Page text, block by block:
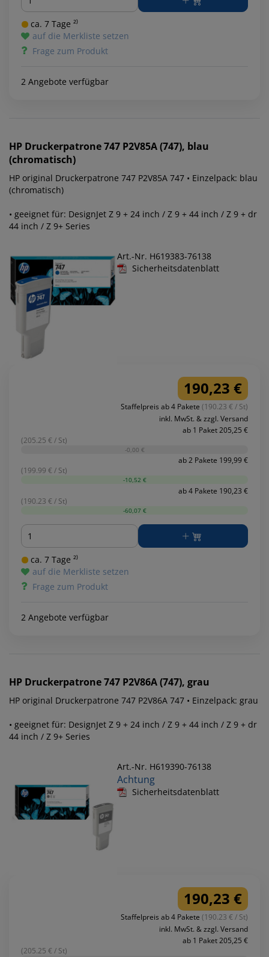
ca. 7 Tage ²⁾
auf die Merkliste setzen
Frage zum Produkt
2 Angebote verfügbar
HP Druckerpatrone 747 P2V85A (747), blau
(chromatisch)
HP original Druckerpatrone 747 P2V85A 747 • Einzelpack: blau
(chromatisch)
• geeignet für: DesignJet Z 9 + 24 inch / Z 9 + 44 inch / Z 9 + dr
44 inch / Z 9+ Series
Art.-Nr. H619383-76138
Sicherheitsdatenblatt
190,23 €
Staffelpreis ab 4 Pakete (190.23 € / St)
inkl. MwSt. & zzgl. Versand
ab 1 Paket 205,25 €
(205.25 € / St)
-0,00 €
ab 2 Pakete 199,99 €
(199.99 € / St)
-10,52 €
ab 4 Pakete 190,23 €
(190.23 € / St)
-60,07 €
Menge
ca. 7 Tage ²⁾
auf die Merkliste setzen
Frage zum Produkt
2 Angebote verfügbar
HP Druckerpatrone 747 P2V86A (747), grau
HP original Druckerpatrone 747 P2V86A 747 • Einzelpack: grau
• geeignet für: DesignJet Z 9 + 24 inch / Z 9 + 44 inch / Z 9 + dr
44 inch / Z 9+ Series
Art.-Nr. H619390-76138
Achtung
Sicherheitsdatenblatt
190,23 €
Staffelpreis ab 4 Pakete (190.23 € / St)
inkl. MwSt. & zzgl. Versand
ab 1 Paket 205,25 €
(205.25 € / St)